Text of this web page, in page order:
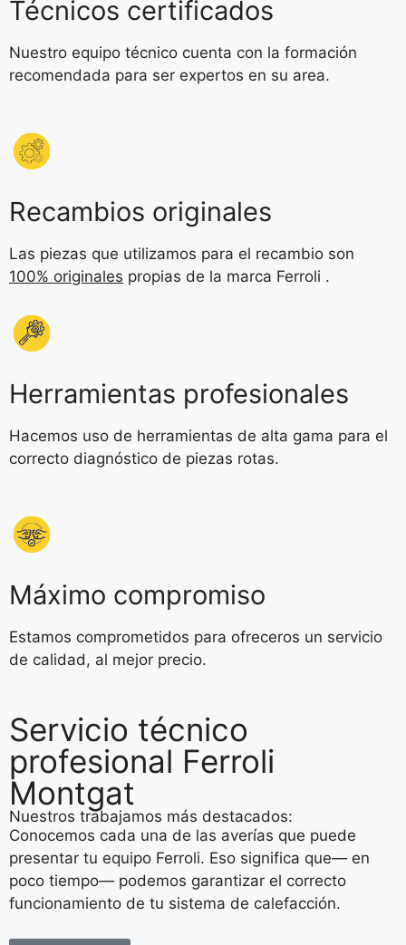
Técnicos certificados
Nuestro equipo técnico cuenta con la formación
recomendada para ser expertos en su area.
Recambios originales
Las piezas que utilizamos para el recambio son
100% originales propias de la marca Ferroli .
Herramientas profesionales
Hacemos uso de herramientas de alta gama para el
correcto diagnóstico de piezas rotas.
Máximo compromiso
Estamos comprometidos para ofreceros un servicio
de calidad, al mejor precio.
Servicio técnico
profesional Ferroli
Montgat
Nuestros trabajamos más destacados:
Conocemos cada una de las averías que puede
presentar tu equipo Ferroli. Eso significa que— en
poco tiempo— podemos garantizar el correcto
funcionamiento de tu sistema de calefacción.